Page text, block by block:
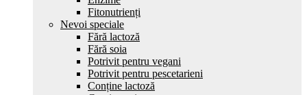
Fitonutrienți
Nevoi speciale
Fără lactoză
Fără soia
Potrivit pentru vegani
Potrivit pentru pescetarieni
Conține lactoză